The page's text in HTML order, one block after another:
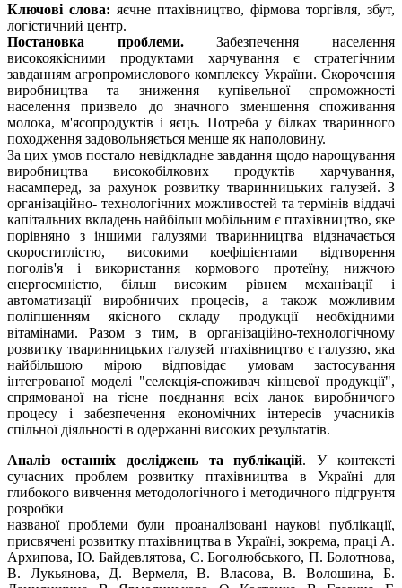
Ключові слова: яєчне птахівництво, фірмова торгівля, збут,
логістичний центр.
Постановка проблеми.Забезпечення населення
високоякісними продуктами харчування є стратегічним
завданням агропромислового комплексу України. Скорочення
виробництва та зниження купівельної спроможності
населення призвело до значного зменшення споживання
молока, м'ясопродуктів і яєць. Потреба у білках тваринного
походження задовольняється менше як наполовину.
За цих умов постало невідкладне завдання щодо нарощування
виробництва високобілкових продуктів харчування,
насамперед, за рахунок розвитку тваринницьких галузей. З
організаційно- технологічних можливостей та термінів віддачі
капітальних вкладень найбільш мобільним є птахівництво, яке
порівняно з іншими галузями тваринництва відзначається
скоростиглістю, високими коефіцієнтами відтворення
поголів'я і використання кормового протеїну, нижчою
енергоємністю, більш високим рівнем механізації і
автоматизації виробничих процесів, а також можливим
поліпшенням якісного складу продукції необхідними
вітамінами. Разом з тим, в організаційно-технологічному
розвитку тваринницьких галузей птахівництво є галуззю, яка
найбільшою мірою відповідає умовам застосування
інтегрованої моделі "селекція-споживач кінцевої продукції",
спрямованої на тісне поєднання всіх ланок виробничого
процесу і забезпечення економічних інтересів учасників
спільної діяльності в одержанні високих результатів.
Аналіз останніх досліджень та публікацій. У контексті
сучасних проблем розвитку птахівництва в Україні для
глибокого вивчення методологічного і методичного підгрунтя
розробки
названої проблеми були проаналізовані наукові публікації,
присвячені розвитку птахівництва в Україні, зокрема, праці А.
Архипова, Ю. Байдевлятова, С. Боголюбського, П. Болотнова,
В. Лукьянова, Д. Вермеля, В. Власова, В. Волошина, Б.